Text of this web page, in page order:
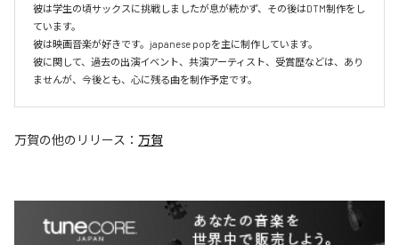
彼は学生の頃サックスに挑戦しましたが息が続かず、その後はDTM制作をし
ています。
彼は映画音楽が好きです。japanese popを主に制作しています。
彼に関して、過去の出演イベント、共演アーティスト、受賞歴などは、あり
ませんが、今後とも、心に残る曲を制作予定です。
万賀の他のリリース： 万賀